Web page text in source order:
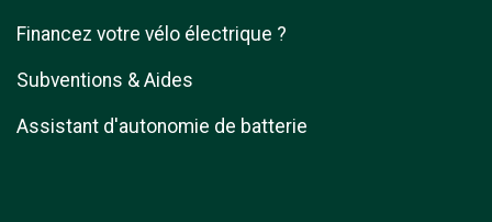
Financez votre vélo électrique ?
Subventions & Aides
Assistant d'autonomie de batterie